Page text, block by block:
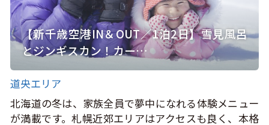
【新千歳空港IN＆OUT／1泊2日】雪見風呂
とジンギスカン！カー…
道央エリア
北海道の冬は、家族全員で夢中になれる体験メニュー
が満載です。札幌近郊エリアはアクセスも良く、本格